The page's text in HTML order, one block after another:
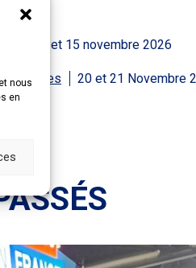
nous
en
14 et 15 novembre 2026
20 et 21 Novembre